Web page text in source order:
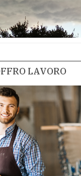
LAVORO